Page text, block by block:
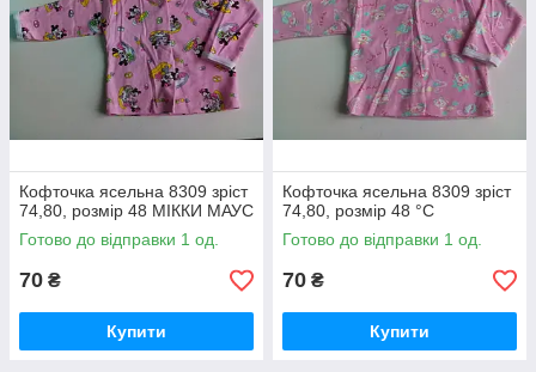
Кофточка ясельна 8309 зріст
74,80, розмір 48 МІККИ МАУС
Готово до відправки 1 од.
70 ₴
Купити
Кофточка ясельна 8309 зріст
74,80, розмір 48 °C
Готово до відправки 1 од.
70 ₴
Купити